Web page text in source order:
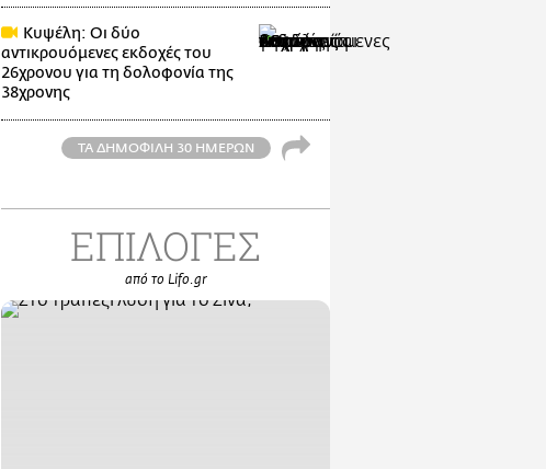
Κυψέλη: Οι δύο
αντικρουόμενες εκδοχές του
26χρονου για τη δολοφονία της
38χρονης
ΤΑ ΔΗΜΟΦΙΛΗ 30 ΗΜΕΡΩΝ
ΕΠΙΛΟΓΕΣ
από το Lifo.gr